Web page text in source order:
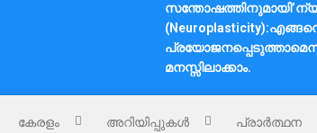
മനസ്സിലാക്കാം.
കേരളം അറിയിപ്പുകൾ പ്രാർത്ഥന